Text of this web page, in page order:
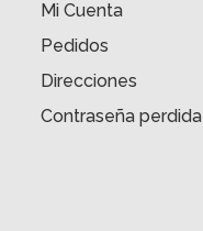
Mi Cuenta
Pedidos
Direcciones
Contraseña perdida